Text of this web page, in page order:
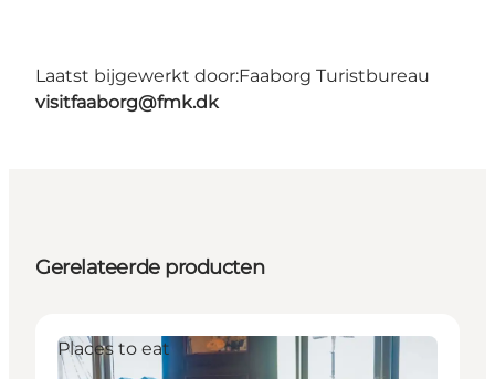
Laatst bijgewerkt door:Faaborg Turistbureau
visitfaaborg@fmk.dk
Gerelateerde producten
Places to eat